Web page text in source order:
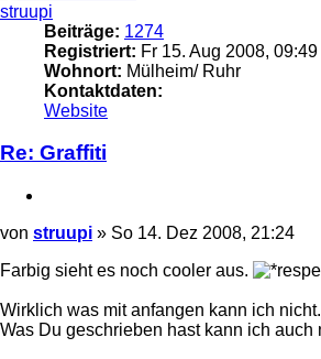
struupi
Beiträge: 1274
Registriert: Fr 15. Aug 2008, 09:49
Wohnort: Mülheim/ Ruhr
Kontaktdaten:
Kontaktdaten
struupi
Website
Re: Graffiti
Beitrag
von struupi » So 14. Dez 2008, 21:24
Farbig sieht es noch cooler aus.
Wirklich was mit anfangen kann ich nicht.
Was Du geschrieben hast kann ich auch